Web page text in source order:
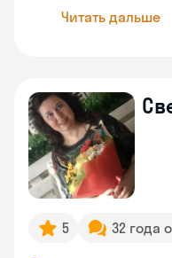
Читать дальше
5 32 года